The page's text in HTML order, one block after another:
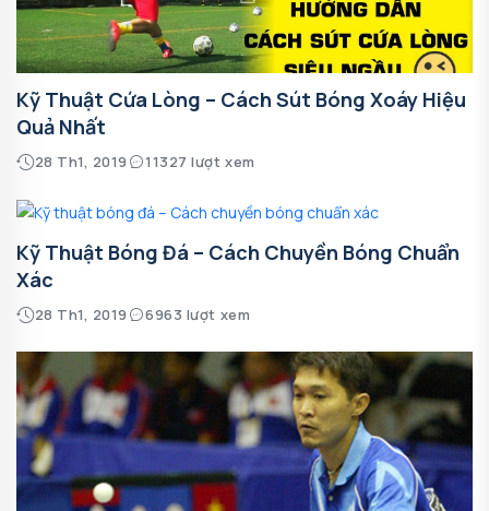
Kỹ Thuật Cứa Lòng – Cách Sút Bóng Xoáy Hiệu
Quả Nhất
28 Th1, 2019 11327 lượt xem
Kỹ Thuật Bóng Đá – Cách Chuyền Bóng Chuẩn
Xác
28 Th1, 2019 6963 lượt xem